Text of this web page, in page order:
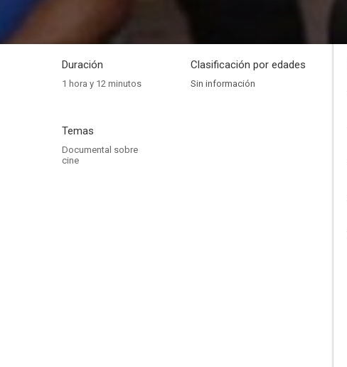
Duración
1 hora y 12 minutos
Clasificación por edades
Sin información
Temas
Documental sobre
cine